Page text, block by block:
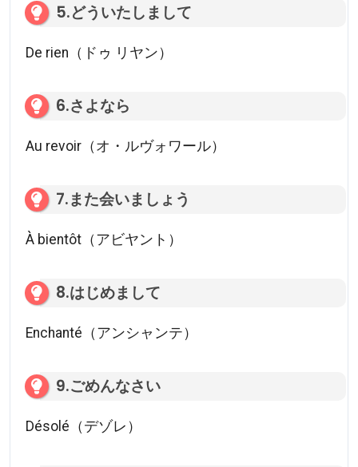
5.どういたしまして
De rien（ドゥ リヤン）
6.さよなら
Au revoir（オ・ルヴォワール）
7.また会いましょう
À bientôt（アビヤント）
8.はじめまして
Enchanté（アンシャンテ）
9.ごめんなさい
Désolé（デゾレ）